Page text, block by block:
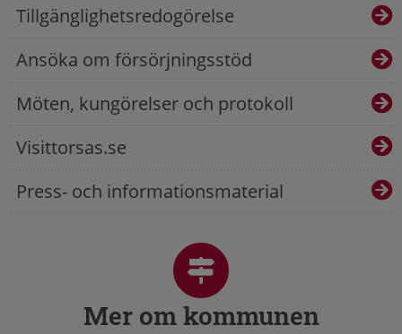
Tillgänglighetsredogörelse
Ansöka om försörjningsstöd
Möten, kungörelser och protokoll
Visittorsas.se
Press- och informationsmaterial
Mer om kommunen